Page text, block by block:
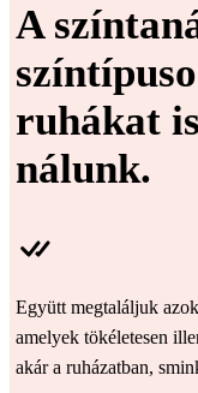
A
ruhákat
nálunk.
Együtt megtaláljuk
amelyek tökéletesen
akár a ruházatban,